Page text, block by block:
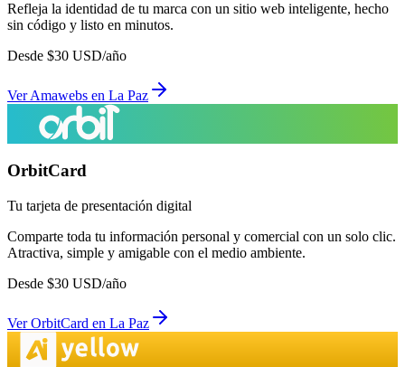
Refleja la identidad de tu marca con un sitio web inteligente, hecho
sin código y listo en minutos.
Desde $30 USD/año
VerAmawebs en La Paz
OrbitCard
Tu tarjeta de presentación digital
Comparte toda tu información personal y comercial con un solo clic.
Atractiva, simple y amigable con el medio ambiente.
Desde $30 USD/año
VerOrbitCard en La Paz